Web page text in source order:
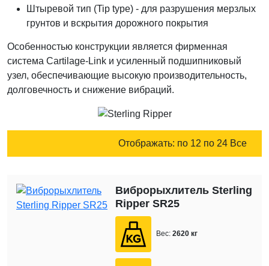
Штыревой тип (Tip type) - для разрушения мерзлых
грунтов и вскрытия дорожного покрытия
Особенностью конструкции является фирменная
система Cartilage-Link и усиленный подшипниковый
узел, обеспечивающие высокую производительность,
долговечность и снижение вибраций.
Отображать: по 12 по 24 Все
Виброрыхлитель Sterling
Ripper SR25
Вес: 2620 кг